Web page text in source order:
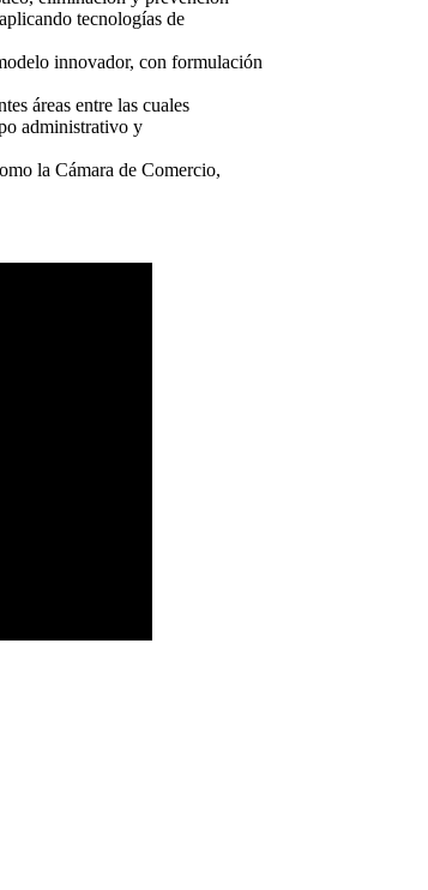
tecnologías de
innovador, con formulación
áreas entre las cuales
administrativo y
la Cámara de Comercio,